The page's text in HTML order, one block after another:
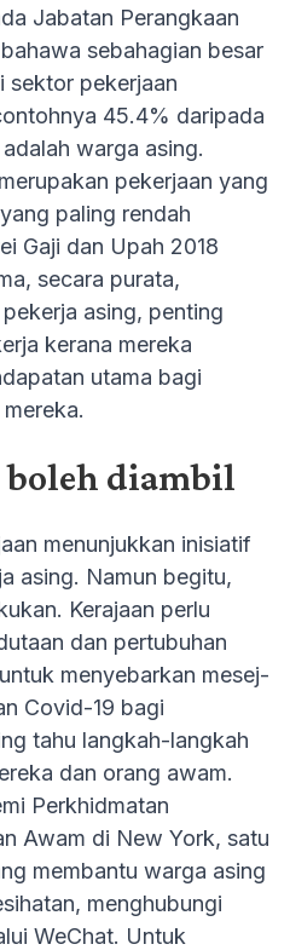
Jabatan Perangkaan
sebahagian besar
sektor pekerjaan
45.4% daripada
warga asing.
pekerjaan yang
paling rendah
Gaji dan Upah 2018
secara purata,
asing, penting
kerana mereka
utama bagi
boleh diambil
menunjukkan inisiatif
asing. Namun begitu,
Kerajaan perlu
dan pertubuhan
menyebarkan mesej-
Covid-19 bagi
tahu langkah-langkah
dan orang awam.
Perkhidmatan
Awam di New York, satu
membantu warga asing
menghubungi
WeChat. Untuk